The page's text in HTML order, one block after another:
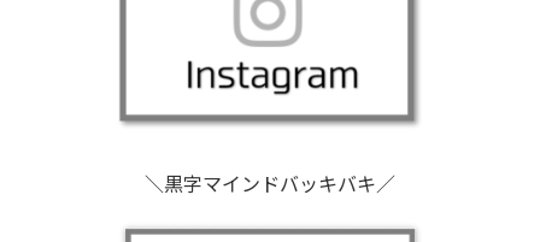
＼黒字マインドバッキバキ／